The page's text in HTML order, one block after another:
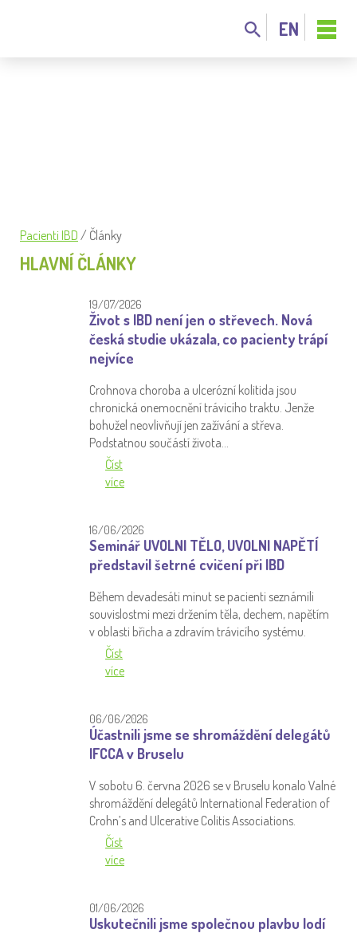
EN
Pacienti IBD / Články
HLAVNÍ ČLÁNKY
19/07/2026
Život s IBD není jen o střevech. Nová
česká studie ukázala, co pacienty trápí
nejvíce
Crohnova choroba a ulcerózní kolitida jsou
chronická onemocnění trávicího traktu. Jenže
bohužel neovlivňují jen zažívání a střeva.
Podstatnou součástí života…
Číst
více
16/06/2026
Seminář UVOLNI TĚLO, UVOLNI NAPĚTÍ
představil šetrné cvičení při IBD
Během devadesáti minut se pacienti seznámili
souvislostmi mezi držením těla, dechem, napětím
v oblasti břicha a zdravím trávicího systému.
Číst
více
06/06/2026
Účastnili jsme se shromáždění delegátů
IFCCA v Bruselu
V sobotu 6. června 2026 se v Bruselu konalo Valné
shromáždění delegátů International Federation of
Crohn’s and Ulcerative Colitis Associations.
Číst
více
01/06/2026
Uskutečnili jsme společnou plavbu lodí